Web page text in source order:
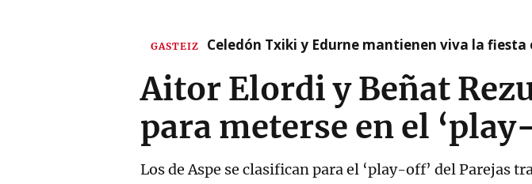
GASTEIZ Celedón Txiki y Edurne mantienen viva la fiesta
Aitor Elordi y Beñat
para meterse en el
Los de Aspe se clasifican para el ‘play-off’ del Parejas